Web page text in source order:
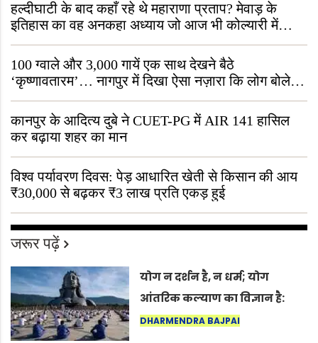
हल्दीघाटी के बाद कहाँ रहे थे महाराणा प्रताप? मेवाड़ के
इतिहास का वह अनकहा अध्याय जो आज भी कोल्यारी में
जीवित है
100 ग्वाले और 3,000 गायें एक साथ देखने बैठे
‘कृष्णावतारम’… नागपुर में दिखा ऐसा नज़ारा कि लोग बोले,
“ऐसा तो सिर्फ़ कृष्ण ही कर सकते हैं”
कानपुर के आदित्य दुबे ने CUET-PG में AIR 141 हासिल
कर बढ़ाया शहर का मान
विश्व पर्यावरण दिवस: पेड़ आधारित खेती से किसान की आय
₹30,000 से बढ़कर ₹3 लाख प्रति एकड़ हुई
जरूर पढ़ें
योग न दर्शन है, न धर्म; योग
आंतरिक कल्याण का विज्ञान है:
अंतरराष्ट्रीय योग दिवस 2026 पर
DHARMENDRA BAJPAI